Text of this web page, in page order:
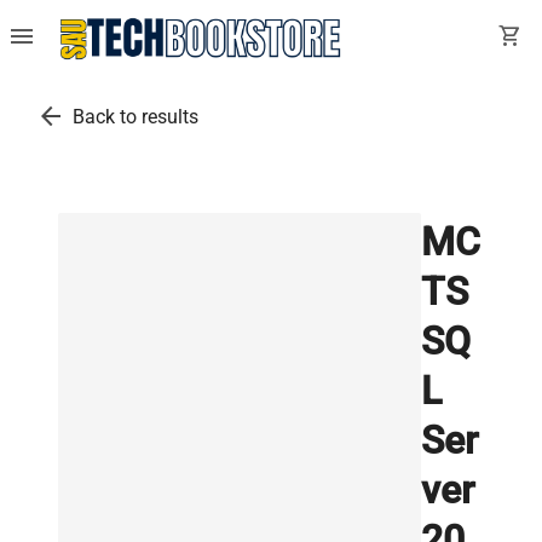
menu shopping_cart
arrow_back Back to results
MC
TS
SQ
L
Ser
ver